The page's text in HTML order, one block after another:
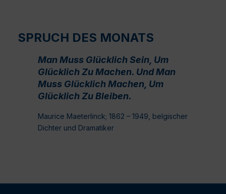
SPRUCH DES MONATS
Man Muss Glücklich Sein, Um
Glücklich Zu Machen. Und Man
Muss Glücklich Machen, Um
Glücklich Zu Bleiben.
Maurice Maeterlinck; 1862 – 1949, belgischer
Dichter und Dramatiker